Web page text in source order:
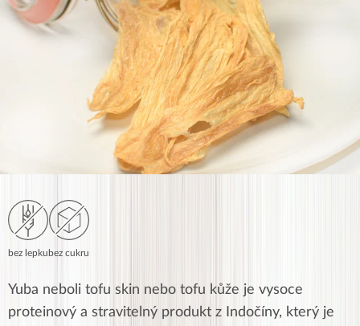
bez lepkubez cukru
Yuba neboli tofu skin nebo tofu kůže je vysoce
proteinový a stravitelný produkt z Indočíny, který je